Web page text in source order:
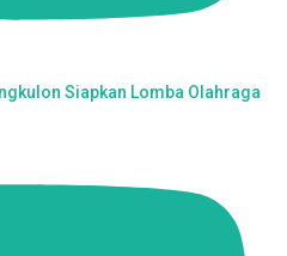
Siapkan Lomba Olahraga